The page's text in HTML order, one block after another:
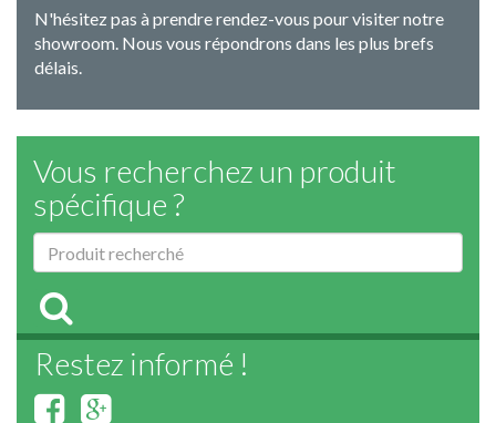
N'hésitez pas à prendre rendez-vous pour visiter notre
showroom. Nous vous répondrons dans les plus brefs
délais.
Vous recherchez un produit
spécifique ?
Restez informé !